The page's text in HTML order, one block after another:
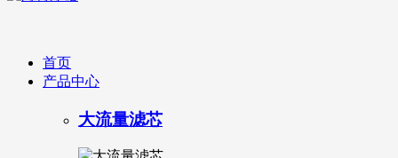
首页
产品中心
大流量滤芯